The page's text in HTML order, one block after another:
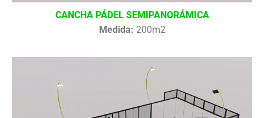
CANCHA PÁDEL SEMIPANORÁMICA
Medida: 200m2